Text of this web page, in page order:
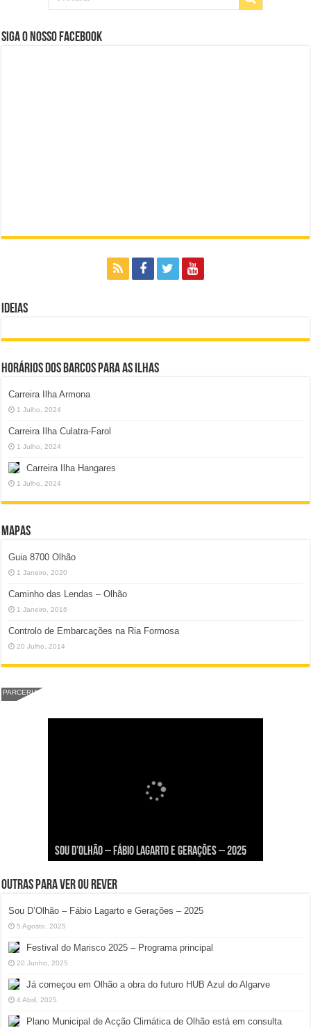
Siga o nosso Facebook
Ideias
Horários dos Barcos para as Ilhas
Carreira Ilha Armona
1 Julho, 2024
Carreira Ilha Culatra-Farol
1 Julho, 2024
Carreira Ilha Hangares
1 Julho, 2024
Mapas
Guia 8700 Olhão
1 Janeiro, 2020
Caminho das Lendas – Olhão
1 Janeiro, 2016
Controlo de Embarcações na Ria Formosa
20 Julho, 2014
PARCERIA
Sou D’Olhão – Fábio Lagarto e Gerações – 2025
Comida e Diversão à Beira-Ria!
Armona
na Ilha dos Hangares
Mais Um de Aventura e Diversão!
Outras para ver ou rever
Sou D’Olhão – Fábio Lagarto e Gerações – 2025
5 Agosto, 2025
Festival do Marisco 2025 – Programa principal
20 Junho, 2025
Já começou em Olhão a obra do futuro HUB Azul do Algarve
4 Abril, 2025
Plano Municipal de Acção Climática de Olhão está em consulta